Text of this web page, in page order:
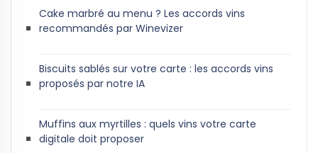
Cake marbré au menu ? Les accords vins
recommandés par Winevizer
Biscuits sablés sur votre carte : les accords vins
proposés par notre IA
Muffins aux myrtilles : quels vins votre carte
digitale doit proposer